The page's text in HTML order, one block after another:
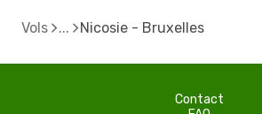
Vols Nicosie - Bruxelles
Contact